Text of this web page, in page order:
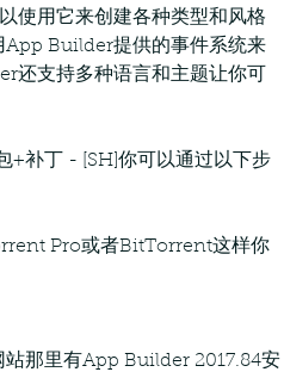
使用它来创建各种类型和风格
App Builder提供的事件系统来
还支持多种语言和主题让你可
+补丁 - [SH]你可以通过以下步
Pro或者BitTorrent这样你
站那里有App Builder 2017.84安